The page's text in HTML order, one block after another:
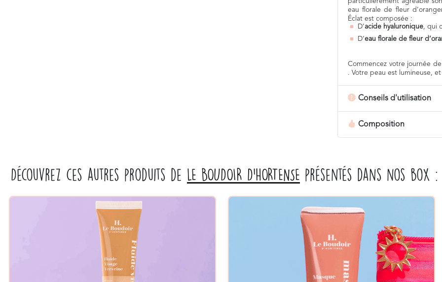
eau florale de fleur
Éclat est composée :
D’acide hyaluronique, qui
D’eau florale de fleur
Commencez votre journée
. Votre peau est lumineuse,
Conseils d'utilisation
Composition
Découvrez ces autres produits de LE BOUDOIR D'HORTENSE présentés dans nos box :